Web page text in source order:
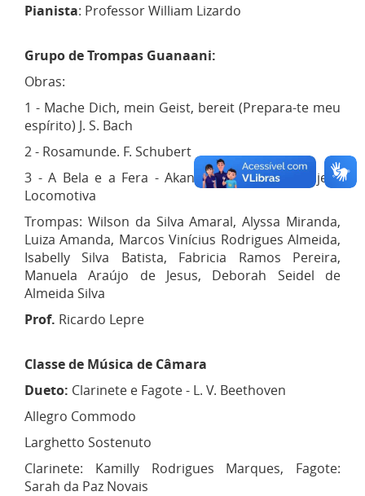
Pianista: Professor William Lizardo
Grupo de Trompas Guanaani:
Obras:
1 - Mache Dich, mein Geist, bereit (Prepara-te meu
espírito) J. S. Bach
2 - Rosamunde. F. Schubert
3 - A Bela e a Fera - Akan Menken - Arr. Projeto
Locomotiva
Trompas: Wilson da Silva Amaral, Alyssa Miranda,
Luiza Amanda, Marcos Vinícius Rodrigues Almeida,
Isabelly Silva Batista, Fabricia Ramos Pereira,
Manuela Araújo de Jesus, Deborah Seidel de
Almeida Silva
Prof. Ricardo Lepre
Classe de Música de Câmara
Dueto: Clarinete e Fagote - L. V. Beethoven
Allegro Commodo
Larghetto Sostenuto
Clarinete: Kamilly Rodrigues Marques, Fagote:
Sarah da Paz Novais